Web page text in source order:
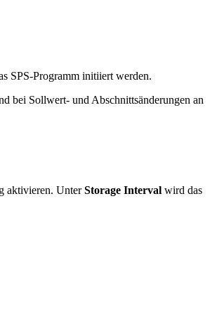
SPS-Programm initiiert werden.
bei Sollwert- und Abschnittsänderungen an
aktivieren. UnterStorage Interval wird das